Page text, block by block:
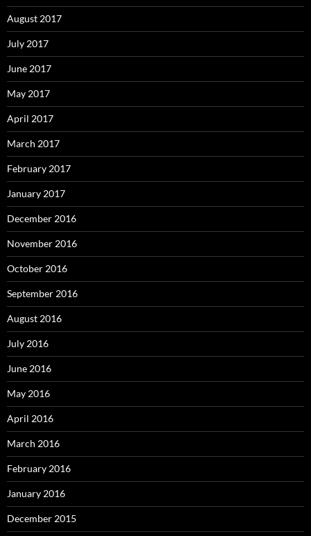
August 2017
July 2017
June 2017
May 2017
April 2017
March 2017
February 2017
January 2017
December 2016
November 2016
October 2016
September 2016
August 2016
July 2016
June 2016
May 2016
April 2016
March 2016
February 2016
January 2016
December 2015